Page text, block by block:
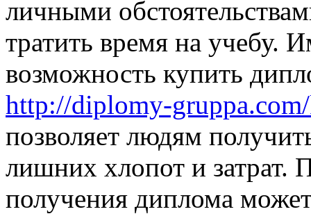
личными
тратить время на учебу.
возможность купить
http://diplomy-
позволяет людям
лишних хлопот и затрат.
получения диплома